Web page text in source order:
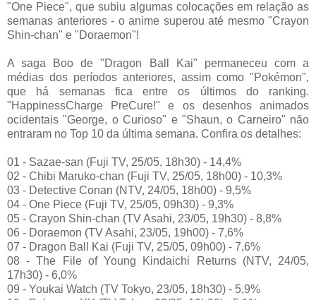
"One Piece", que subiu algumas colocações em relação as
semanas anteriores - o anime superou até mesmo "Crayon
Shin-chan" e "Doraemon"!
A saga Boo de "Dragon Ball Kai" permaneceu com a
médias dos períodos anteriores, assim como "Pokémon",
que há semanas fica entre os últimos do ranking.
"HappinessCharge PreCure!" e os desenhos animados
ocidentais "George, o Curioso" e "Shaun, o Carneiro" não
entraram no Top 10 da última semana. Confira os detalhes:
01 - Sazae-san (Fuji TV, 25/05, 18h30) - 14,4%
02 - Chibi Maruko-chan (Fuji TV, 25/05, 18h00) - 10,3%
03 - Detective Conan (NTV, 24/05, 18h00) - 9,5%
04 - One Piece (Fuji TV, 25/05, 09h30) - 9,3%
05 - Crayon Shin-chan (TV Asahi, 23/05, 19h30) - 8,8%
06 - Doraemon (TV Asahi, 23/05, 19h00) - 7,6%
07 - Dragon Ball Kai (Fuji TV, 25/05, 09h00) - 7,6%
08 - The File of Young Kindaichi Returns (NTV, 24/05,
17h30) - 6,0%
09 - Youkai Watch (TV Tokyo, 23/05, 18h30) - 5,9%